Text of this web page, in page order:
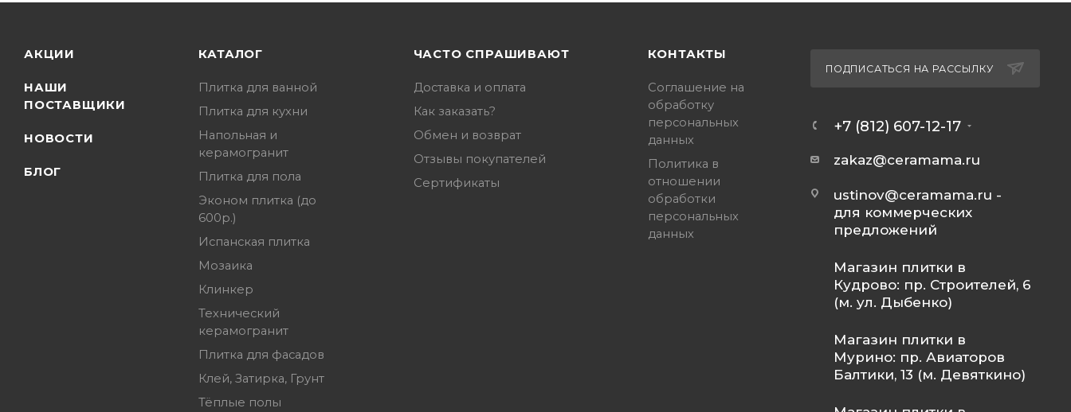
АКЦИИ
НАШИ
ПОСТАВЩИКИ
НОВОСТИ
БЛОГ
КАТАЛОГ
Плитка для ванной
Плитка для кухни
Напольная и
керамогранит
Плитка для пола
Эконом плитка (до
600р.)
Испанская плитка
Мозаика
Клинкер
Технический
керамогранит
Плитка для фасадов
Клей, Затирка, Грунт
Тёплые полы
ЧАСТО СПРАШИВАЮТ
Доставка и оплата
Как заказать?
Обмен и возврат
Отзывы покупателей
Сертификаты
КОНТАКТЫ
Соглашение на
обработку
персональных
данных
Политика в
отношении
обработки
персональных
данных
ПОДПИСАТЬСЯ НА РАССЫЛКУ
+7 (812) 607-12-17
zakaz@ceramama.ru
ustinov@ceramama.ru -
для коммерческих
предложений
Магазин плитки в
Кудрово: пр. Строителей, 6
(м. ул. Дыбенко)
Магазин плитки в
Мурино: пр. Авиаторов
Балтики, 13 (м. Девяткино)